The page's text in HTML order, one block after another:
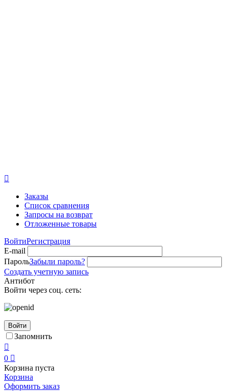

Заказы
Список сравнения
Запросы на возврат
Отложенные товары
ВойтиРегистрация
E-mail
ПарольЗабыли пароль?
Создать учетную запись
Антибот
Войти через соц. сеть:
Войти
Запомнить

0 
Корзина пуста
Корзина
Оформить заказ